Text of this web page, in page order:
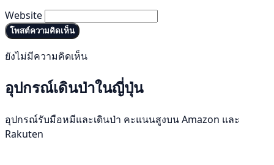
Website
โพสต์ความคิดเห็น
ยังไม่มีความคิดเห็น
อุปกรณ์เดินป่าในญี่ปุ่น
อุปกรณ์รับมือหมีและเดินป่า คะแนนสูงบน Amazon และ
Rakuten